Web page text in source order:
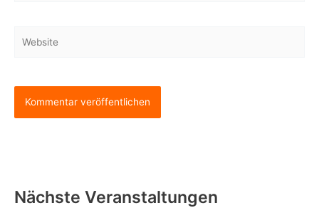
Nächste Veranstaltungen